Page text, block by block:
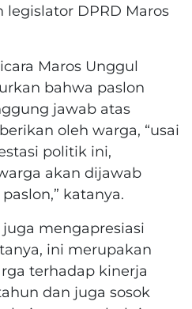
legislator DPRD Maros
Maros Unggul
bahwa paslon
jawab atas
oleh warga, “usai
politik ini,
akan dijawab
katanya.
mengapresiasi
ini merupakan
terhadap kinerja
dan juga sosok